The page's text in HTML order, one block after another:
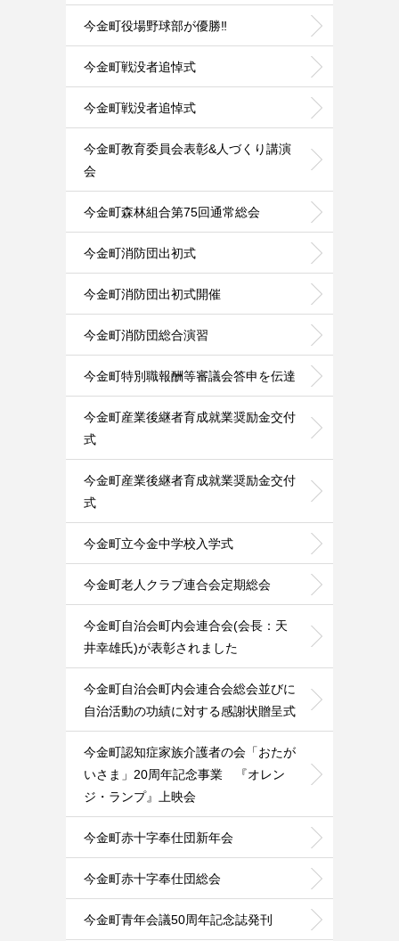
今金町役場野球部が優勝‼️
今金町戦没者追悼式
今金町戦没者追悼式
今金町教育委員会表彰&人づくり講演
会
今金町森林組合第75回通常総会
今金町消防団出初式
今金町消防団出初式開催
今金町消防団総合演習
今金町特別職報酬等審議会答申を伝達
今金町産業後継者育成就業奨励金交付
式
今金町産業後継者育成就業奨励金交付
式
今金町立今金中学校入学式
今金町老人クラブ連合会定期総会
今金町自治会町内会連合会(会長：天
井幸雄氏)が表彰されました
今金町自治会町内会連合会総会並びに
自治活動の功績に対する感謝状贈呈式
今金町認知症家族介護者の会「おたが
いさま」20周年記念事業 『オレン
ジ・ランプ』上映会
今金町赤十字奉仕団新年会
今金町赤十字奉仕団総会
今金町青年会議50周年記念誌発刊